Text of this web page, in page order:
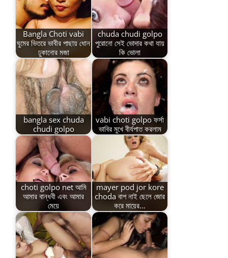
Bangla Choti vabi
ঘুমের ভিতরে ভাবীর পাছায় ধোন
ঢুকানোর মজা
chuda chudi golpo
পুরোনো সেই ভোদার কথা যায়
কি ভোলা
bangla sex chuda
chudi golpo
vabi choti golpo ফর্সা
ভাবির মুখে বীর্যপাত করলাম
choti golpo net আমি
আমার বান্ধবী এবং আমার
মেয়ে
mayer pod jor kore
choda বাপ নাই ছেলে জোর
করে মায়ের…